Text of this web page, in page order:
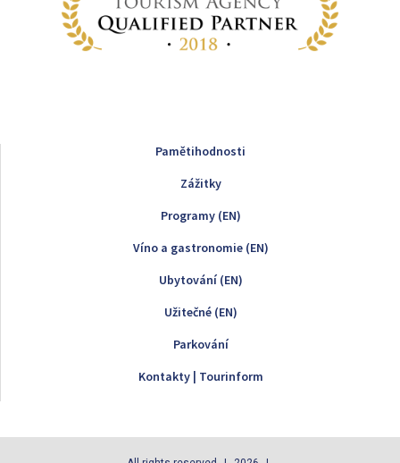
Pamětihodnosti
Zážitky
Programy (EN)
Víno a gastronomie (EN)
Ubytování (EN)
Užitečné (EN)
Parkování
Kontakty | Tourinform